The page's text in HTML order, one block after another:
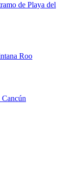
de Playa del
Roo
Cancún